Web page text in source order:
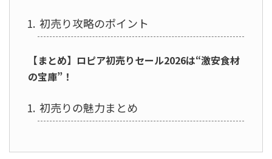
初売り攻略のポイント
【まとめ】ロピア初売りセール2026は“激安食材
の宝庫”！
初売りの魅力まとめ